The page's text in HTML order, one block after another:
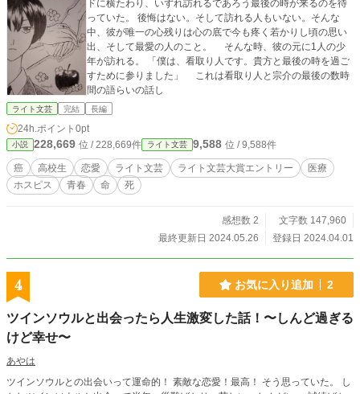
ドに横たわり、いずれ訪れるであろう最後の時が来るのを待
っていた。 後悔はない。そして訪れる人もいない。そんな
中、彼が唯一の心残りは心の底で今も疼く若かりし頃の思い
出、そして最愛の人のこと。 そんな時、彼の元に1人の少
年が訪れる。 「僕は、看取り人です。貴方と最後の時を過ご
すために参りました」 これは看取り人と宗介の最後の数時
間の語らいの話し
ライト文芸 完結 長編
24h.ポイント 0pt
小説 228,669 位 / 228,669件 ライト文芸 9,588 位 / 9,588件
癌 高校生 恋愛 ライト文芸 ライト文芸大賞エントリー
医療
ホスピス
青春 命 死
感想数 2
文字数 147,960
最終更新日 2024.05.26
登録日 2024.04.01
4 お気に入り追加 2
ツインソウルと出会ったら人生激変した話！〜しんど過ぎる
けど幸せ〜
あやは
ツインソウルとの出会いって運命的！ 素敵な恋愛！最高！ そう思っていた。 し